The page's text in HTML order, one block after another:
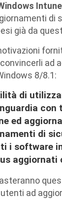
Intune
di
già da
ad
8/8.1:
di
con
ed
di
i software
aggiornati
ad